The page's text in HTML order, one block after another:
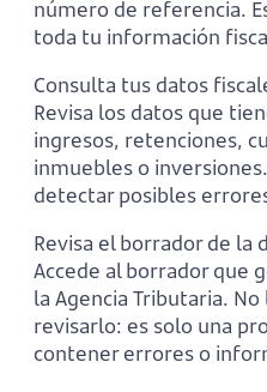
número de referencia.
toda tu información
Consulta tus datos
Revisa los datos que
ingresos, retenciones,
inmuebles o
detectar posibles
Revisa el borrador de la
Accede al borrador que
la Agencia Tributaria.
revisarlo: es solo una
contener errores o